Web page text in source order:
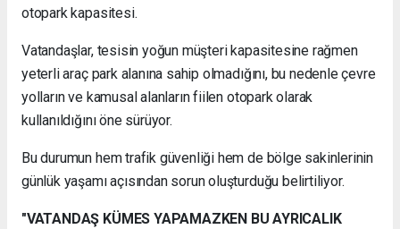
otopark kapasitesi.
Vatandaşlar, tesisin yoğun müşteri kapasitesine rağmen
yeterli araç park alanına sahip olmadığını, bu nedenle çevre
yolların ve kamusal alanların fiilen otopark olarak
kullanıldığını öne sürüyor.
Bu durumun hem trafik güvenliği hem de bölge sakinlerinin
günlük yaşamı açısından sorun oluşturduğu belirtiliyor.
"VATANDAŞ KÜMES YAPAMAZKEN BU AYRICALIK